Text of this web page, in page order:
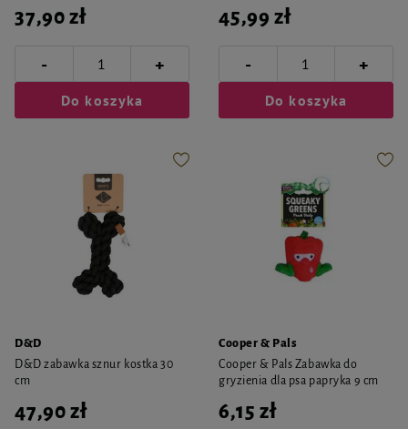
37,90 zł
- +
Do koszyka
45,99 zł
- +
Do koszyka
D&D
D&D zabawka sznur kostka 30
cm
47,90 zł
Cooper & Pals
Cooper & Pals Zabawka do
gryzienia dla psa papryka 9 cm
6,15 zł